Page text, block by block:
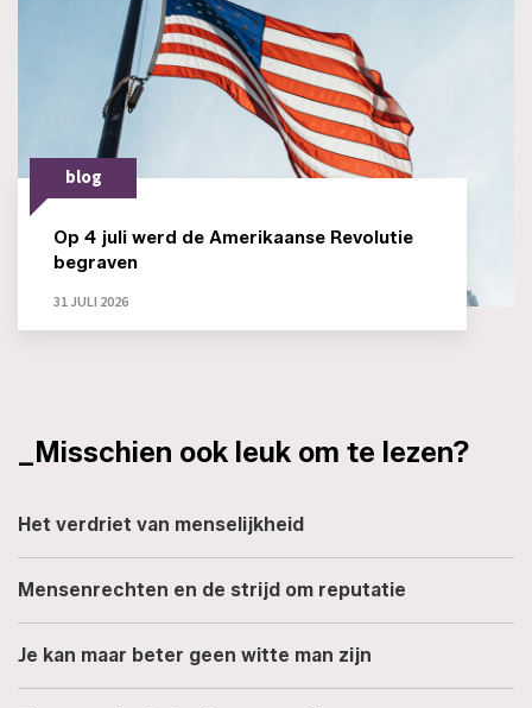
blog
Op 4 juli werd de Amerikaanse Revolutie
begraven
31 JULI 2026
_Misschien ook leuk om te lezen?
Het verdriet van menselijkheid
Mensenrechten en de strijd om reputatie
Je kan maar beter geen witte man zijn